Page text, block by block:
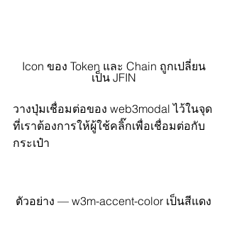
Icon ของ Token และ Chain ถูกเปลี่ยน
เป็น JFIN
วางปุ่มเชื่อมต่อของ web3modal ไว้ในจุด
ที่เราต้องการให้ผู้ใช้คลิ๊กเพื่อเชื่อมต่อกับ
กระเป๋า
ตัวอย่าง — w3m-accent-color เป็นสีแดง